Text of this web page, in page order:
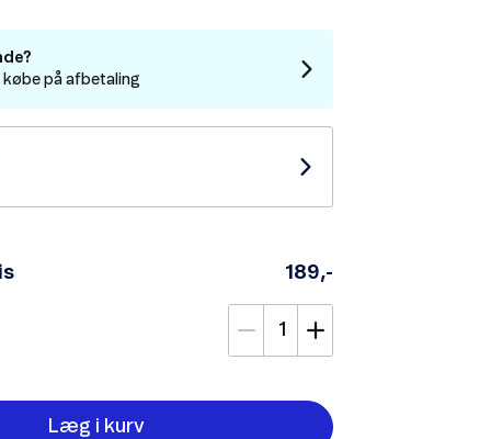
købe på afbetaling
189,-
Læg i kurv